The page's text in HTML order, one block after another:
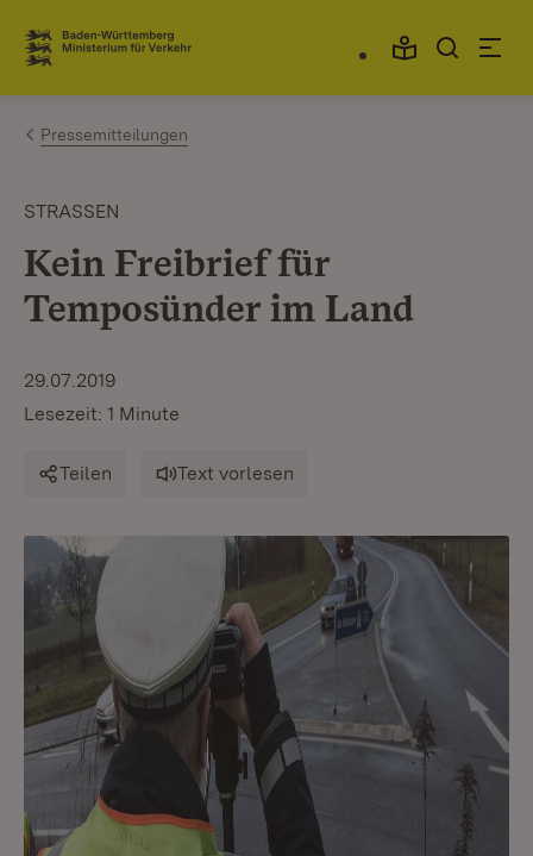
Zum Inhalt springen
Link zur Startseite
Pressemitteilungen
STRASSEN
Kein Freibrief für
Temposünder im Land
29.07.2019
Lesezeit: 1 Minute
Teilen Text vorlesen